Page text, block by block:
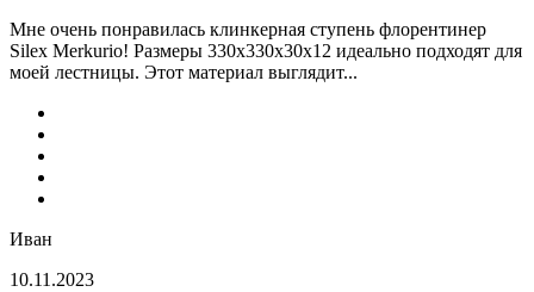
Мне очень понравилась клинкерная ступень флорентинер
Silex Merkurio! Размеры 330х330х30х12 идеально подходят для
моей лестницы. Этот материал выглядит...
Иван
10.11.2023